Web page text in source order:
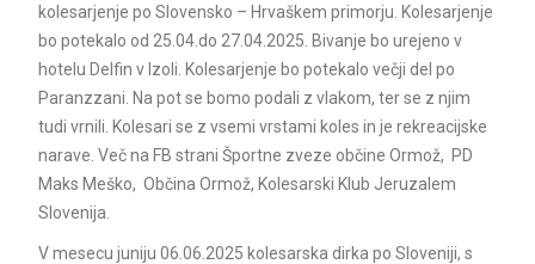
kolesarjenje po Slovensko – Hrvaškem primorju. Kolesarjenje
bo potekalo od 25.04.do 27.04.2025. Bivanje bo urejeno v
hotelu Delfin v Izoli. Kolesarjenje bo potekalo večji del po
Paranzzani. Na pot se bomo podali z vlakom, ter se z njim
tudi vrnili. Kolesari se z vsemi vrstami koles in je rekreacijske
narave. Več na FB strani Športne zveze občine Ormož, PD
Maks Meško, Občina Ormož, Kolesarski Klub Jeruzalem
Slovenija.
V mesecu juniju 06.06.2025 kolesarska dirka po Sloveniji, s